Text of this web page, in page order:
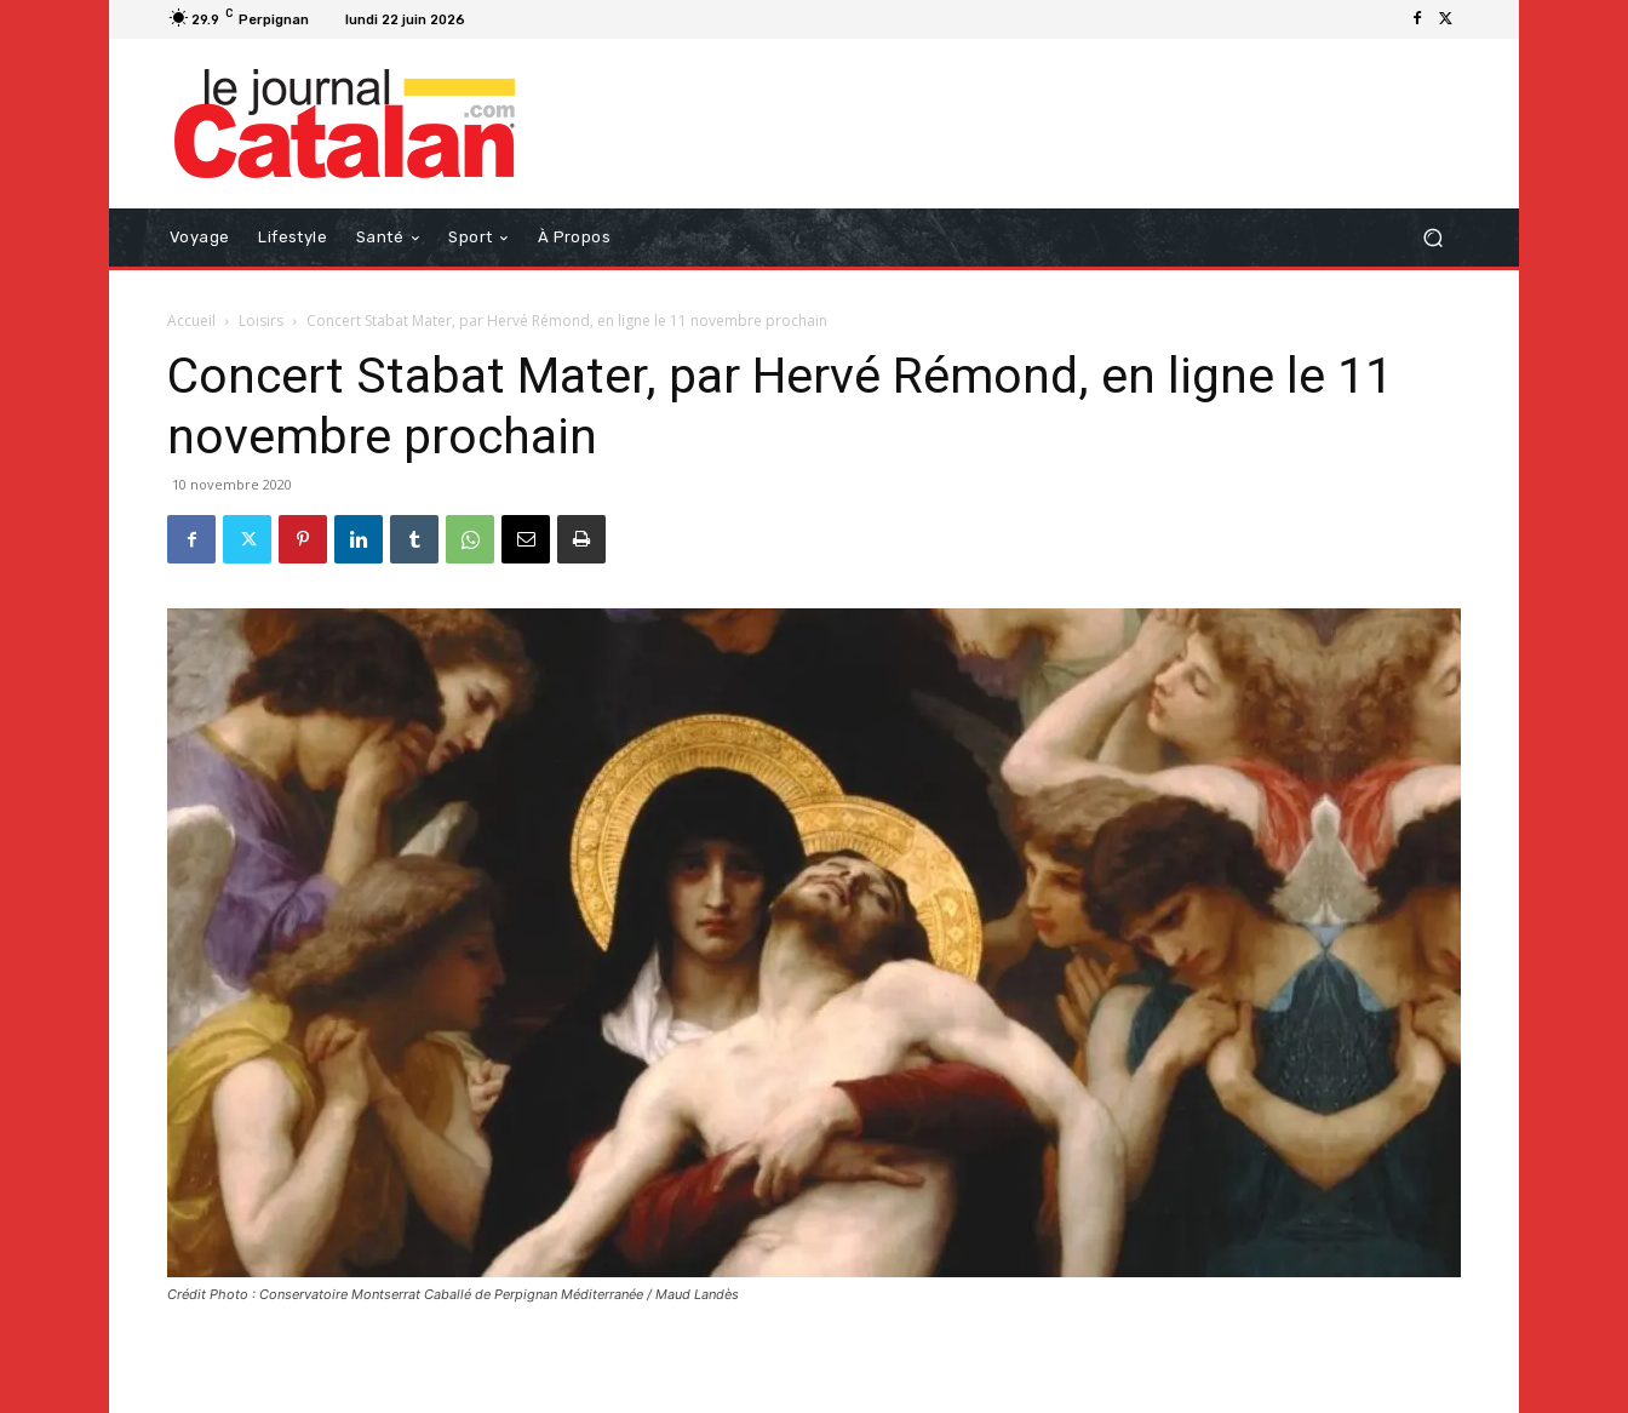
29.9 C Perpignan lundi 22 juin 2026
Voyage Lifestyle Santé Sport À Propos
Accueil Loisirs Concert Stabat Mater, par Hervé Rémond, en ligne le 11 novembre prochain
Concert Stabat Mater, par Hervé Rémond, en ligne le 11
novembre prochain
10 novembre 2020
Crédit Photo : Conservatoire Montserrat Caballé de Perpignan Méditerranée / Maud Landès